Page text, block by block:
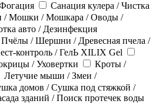
Санация кулера / Чистка
/ Мошки / Мошкара / Оводы /
авто / Дезинфекция
/ Шершни / Древесная пчела /
контроль / ГелЬ XILIX Gel
/ Уховертки
Кроты /
Летучие мыши / Змеи /
домов / Сушка под стяжкой /
зданий / Поиск протечек воды